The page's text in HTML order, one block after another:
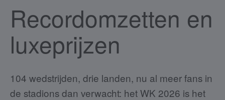
Recordomzetten en
luxeprijzen
104 wedstrijden, drie landen, nu al meer fans in
de stadions dan verwacht: het WK 2026 is het